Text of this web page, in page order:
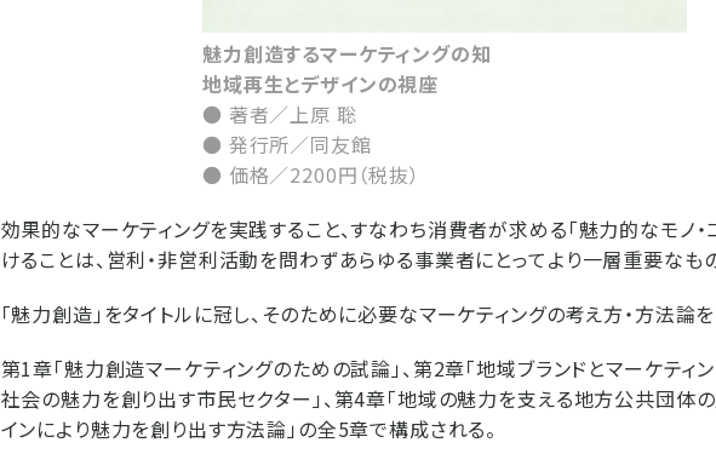
魅力創造するマーケティングの知
地域再生とデザインの視座
● 著者／上原 聡
● 発行所／同友館
● 価格／2200円（税抜）
効果的なマーケティングを実践すること、すなわち消費者が求める「魅力的なモノ・
けることは、営利・非営利活動を問わずあらゆる事業者にとってより一層重要なも
「魅力創造」をタイトルに冠し、そのために必要なマーケティングの考え方・方法論
第1章「魅力創造マーケティングのための試論」、第2章「地域ブランドとマーケティン
社会の魅力を創り出す市民セクター」、第4章「地域の魅力を支える地方公共団体の
インにより魅力を創り出す方法論」の全5章で構成される。